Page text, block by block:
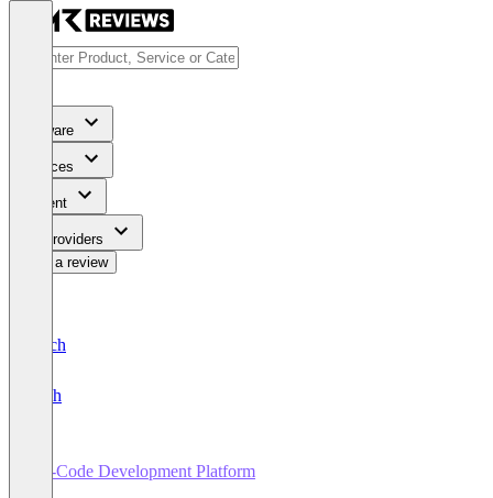
Software
Services
Content
For Providers
Write a review
Deutsch
English
No-Code Development Platform